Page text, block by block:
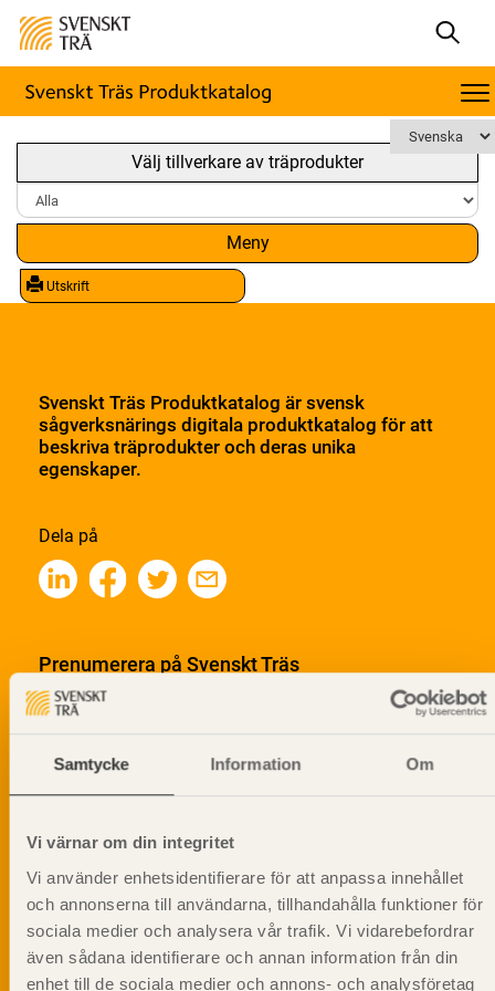
Samtycke Information Om
Vi värnar om din integritet
Vi använder enhetsidentifierare för att anpassa innehållet
och annonserna till användarna, tillhandahålla funktioner för
sociala medier och analysera vår trafik. Vi vidarebefordrar
även sådana identifierare och annan information från din
enhet till de sociala medier och annons- och analysföretag
Välj tillverkare av träprodukter
Meny
Utskrift
Svenskt Träs Produktkatalog är svensk
sågverksnärings digitala produktkatalog för att
beskriva träprodukter och deras unika
egenskaper.
Dela på
Prenumerera på Svenskt Träs
informationsutskick!